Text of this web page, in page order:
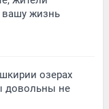
вашу жизнь
озерах
довольны не